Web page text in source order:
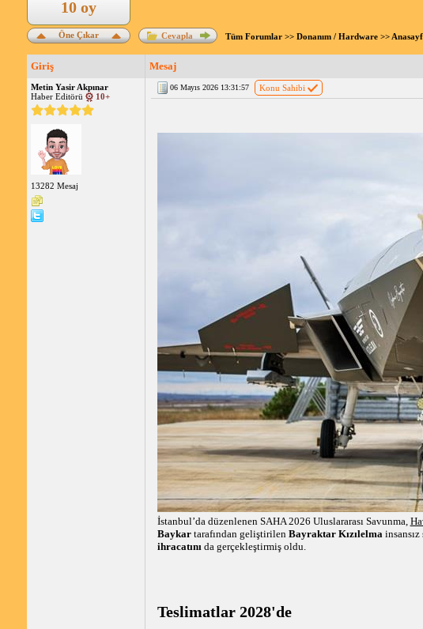
Öne Çıkar
10 oy
Cevapla Tüm Forumlar>> Donanım / Hardware>>
Giriş Mesaj
Metin Yasir Akpınar
Haber Editörü
10+
13282 Mesaj
06 Mayıs 2026 13:31:57 Konu Sahibi
İstanbul’da düzenlenen SAHA 2026 Uluslararası Savunma,
Baykar tarafından geliştirilen Bayraktar Kızılelmainsansız
ihracatınıda gerçekleştirmiş oldu.
Teslimatlar 2028'de